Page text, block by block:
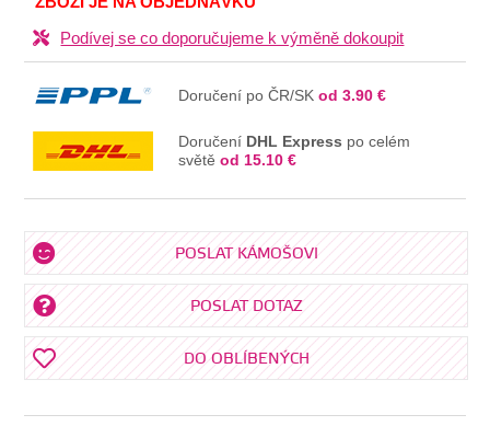
Podívej se co doporučujeme k výměně dokoupit
Doručení po ČR/SKod 3.90 €
Doručení DHL Express po celém
světěod 15.10 €
POSLAT KÁMOŠOVI
POSLAT DOTAZ
DO OBLÍBENÝCH